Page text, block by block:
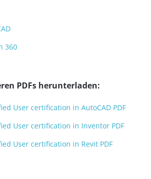
360
PDFs herunterladen:
User certification in AutoCAD PDF
User certification in Inventor PDF
User certification in Revit PDF